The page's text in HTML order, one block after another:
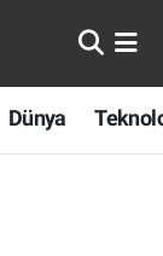
Dünya